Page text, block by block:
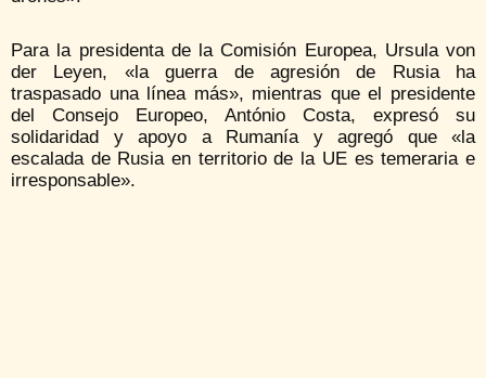
Para la presidenta de la Comisión Europea, Ursula von
der Leyen, «la guerra de agresión de Rusia ha
traspasado una línea más», mientras que el presidente
del Consejo Europeo, António Costa, expresó su
solidaridad y apoyo a Rumanía y agregó que «la
escalada de Rusia en territorio de la UE es temeraria e
irresponsable».